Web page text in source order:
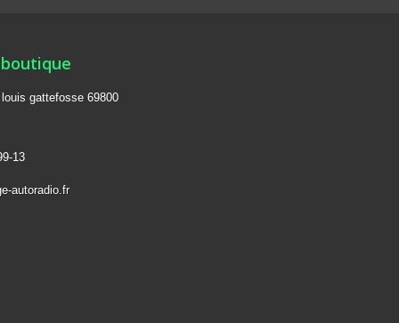
gattefosse 69800
13
autoradio.fr